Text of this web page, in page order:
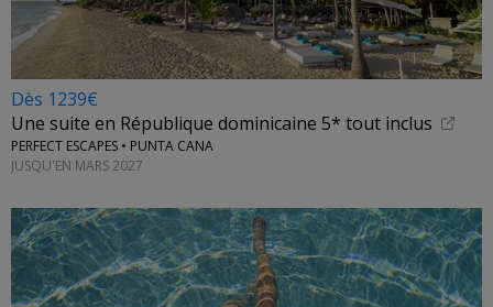
Dès 1239€
Une suite en République dominicaine 5* tout inclus
PERFECT ESCAPES • PUNTA CANA
JUSQU'EN MARS 2027